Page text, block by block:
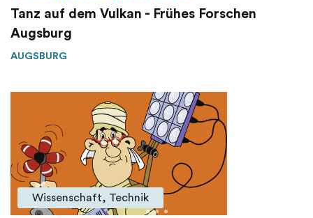
Tanz auf dem Vulkan - Frühes Forschen
Augsburg
AUGSBURG
Wissenschaft, Technik